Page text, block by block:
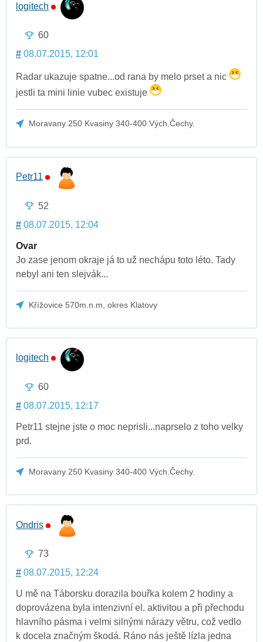
logitech
60
# 08.07.2015, 12:01
Radar ukazuje spatne...od rana by melo prset a nic
jestli ta mini linie vubec existuje
Moravany 250 Kvasiny 340-400 Vých.Čechy.
Petr11
52
# 08.07.2015, 12:04
Ovar
Jo zase jenom okraje já to už nechápu toto léto. Tady
nebyl ani ten slejvák...
Křížovice 570m.n.m, okres Klatovy
logitech
60
# 08.07.2015, 12:17
Petr11 stejne jste o moc neprisli...naprselo z toho velky
prd.
Moravany 250 Kvasiny 340-400 Vých.Čechy.
Ondris
73
# 08.07.2015, 12:24
U mě na Táborsku dorazila bouřka kolem 2 hodiny a
doprovázena byla intenzivní el. aktivitou a při přechodu
hlavního pásma i velmi silnými nárazy větru, což vedlo
k docela značným škodá. Ráno nás ještě lízla jedna